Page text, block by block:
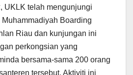
UKLK telah mengunjungi
Boarding
Riau dan kunjungan ini
perkongsian yang
bersama-sama 200 orang
tersebut. Aktiviti ini